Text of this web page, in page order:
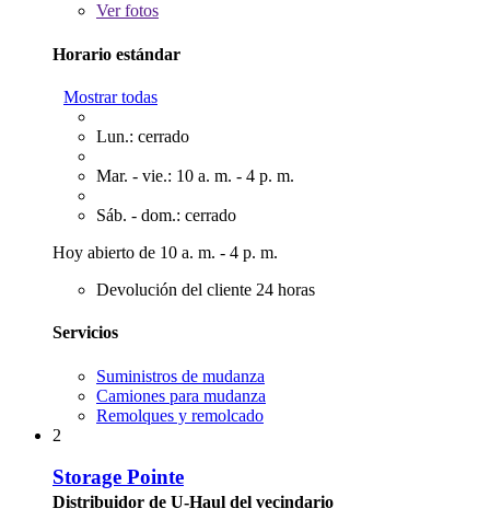
Verfotos
Horario estándar
Mostrar todas
Lun.: cerrado
Mar. - vie.: 10 a. m. - 4 p. m.
Sáb. - dom.: cerrado
Hoy abierto de 10 a. m. - 4 p. m.
Devolución del cliente 24 horas
Servicios
Suministros de mudanza
Camiones para mudanza
Remolques y remolcado
2
Storage Pointe
Distribuidor de U-Haul del vecindario